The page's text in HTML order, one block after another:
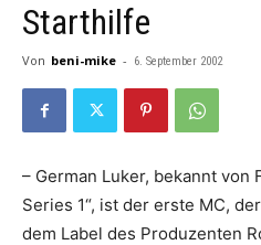
Starthilfe
Von beni-mike - 6. September 2002
– German Luker, bekannt von
Series 1“, ist der erste MC,
dem Label des Produzenten